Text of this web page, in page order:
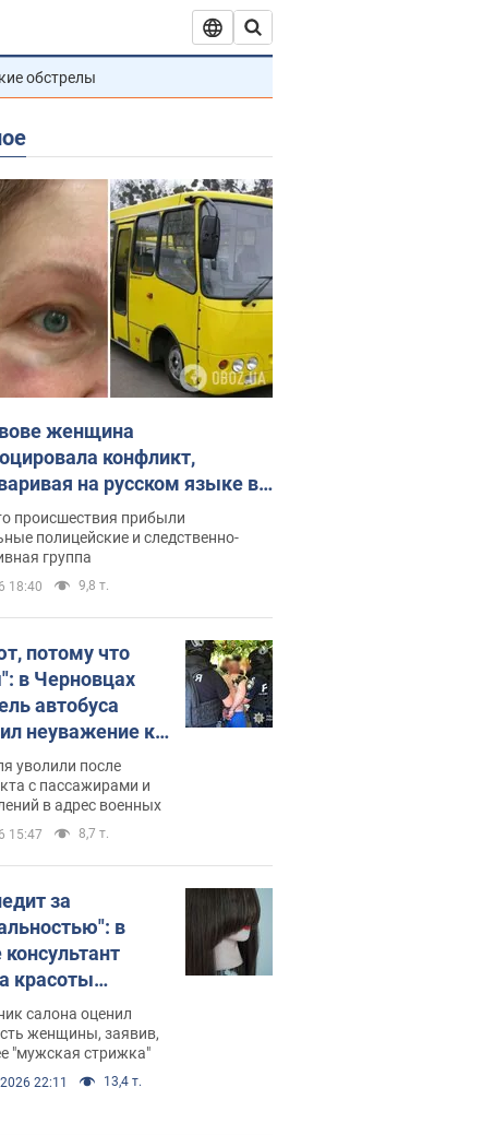
обстрелы
женщина
конфликт,
на русском языке в
полиция составила
протокол.
происшествия прибыли
полицейские и следственно-
группа
18:40 9,8 т.
потому что
в Черновцах
автобуса
неуважение к
военным и
за это.
уволили после
с пассажирами и
в адрес военных
15:47 8,7 т.
за
в
красоты
женщину
химиотерапии,
скандал.
салона оценил
женщины, заявив,
"мужская стрижка"
22:11 13,4 т.